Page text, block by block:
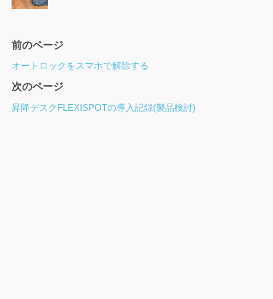
ペ
ー
ジ
ナ
ビ
前のページ
オートロックをスマホで解除する
次のページ
昇降デスクFLEXISPOTの導入記録(製品検討)